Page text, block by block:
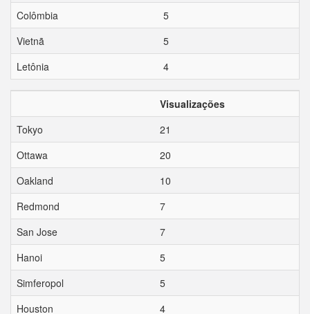
Colômbia
5
Vietnã
5
Letônia
4
Visualizações
Tokyo
21
Ottawa
20
Oakland
10
Redmond
7
San Jose
7
Hanoi
5
Simferopol
5
Houston
4